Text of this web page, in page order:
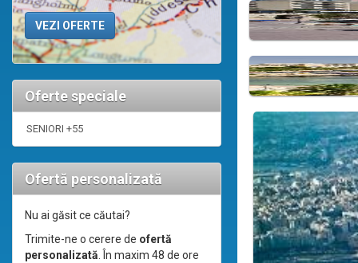
Oferte speciale
SENIORI +55
Ofertă personalizată
Nu ai găsit ce căutai?
Trimite-ne o cerere de ofertă
personalizată. În maxim 48 de ore